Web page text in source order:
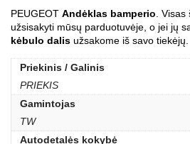
PEUGEOT Andėklas bamperio .
užsisakyti mūsų parduotuvėje, o jei jų
kėbulo dalis užsakome iš savo tiekėjų.
Priekinis / Galinis
PRIEKIS
Gamintojas
TW
Autodetalės kokybė